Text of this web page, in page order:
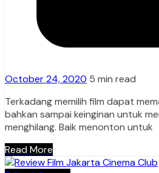
October 24, 2020 5 min read
Terkadang memilih film dapat
bahkan sampai keinginan untuk
menghilang. Baik menonton untuk
Read More